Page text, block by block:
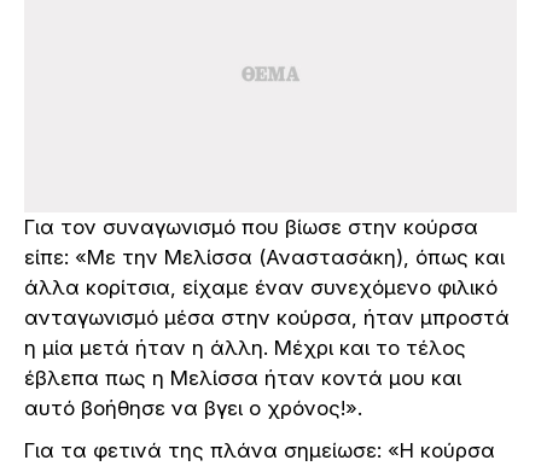
Για τον συναγωνισμό που βίωσε στην κούρσα
είπε: «Με την Μελίσσα (Αναστασάκη), όπως και
άλλα κορίτσια, είχαμε έναν συνεχόμενο φιλικό
ανταγωνισμό μέσα στην κούρσα, ήταν μπροστά
η μία μετά ήταν η άλλη. Μέχρι και το τέλος
έβλεπα πως η Μελίσσα ήταν κοντά μου και
αυτό βοήθησε να βγει ο χρόνος!».
Για τα φετινά της πλάνα σημείωσε: «Η κούρσα